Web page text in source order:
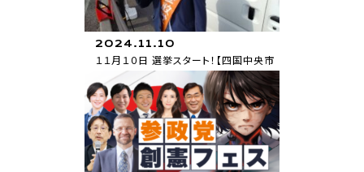
2024.11.10
１１月１０日 選挙スタート！【四国中央市
議選】 さとう しゅん
お知らせ